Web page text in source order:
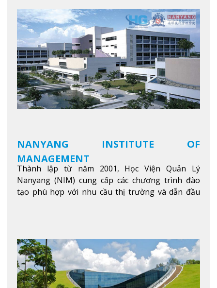
NANYANG INSTITUTE OF
MANAGEMENT
Thành lập từ năm 2001, Học Viện Quản Lý
Nanyang (NIM) cung cấp các chương trình đào
tạo phù hợp với nhu cầu thị trường và dẫn đầu
học tập và nghiên cứu chất lượng nhằm nâng cao
kỹ năng, kiến thức và năng lực của sinh viên và các
đối tác của trườngXem thêm